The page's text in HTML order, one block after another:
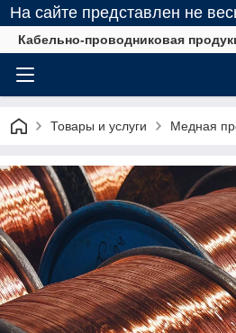
На сайте представлен не
Кабельно-проводниковая
Товары и услуги Медная